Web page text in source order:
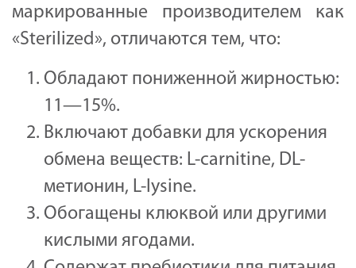
маркированные производителем как
«Sterilized», отличаются тем, что:
Обладают пониженной жирностью:
11—15%.
Включают добавки для ускорения
обмена веществ: L-carnitine, DL-
метионин, L-lysine.
Обогащены клюквой или другими
кислыми ягодами.